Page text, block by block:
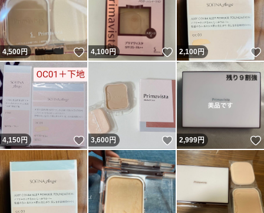
4,500円 いいね！
4,100円 いいね！
2,100円
4,150円 いいね！
3,600円 いいね！
2,999円